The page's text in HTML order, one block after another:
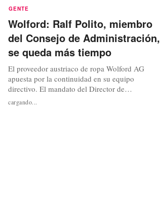
GENTE
Wolford: Ralf Polito, miembro
del Consejo de Administración,
se queda más tiempo
El proveedor austriaco de ropa Wolford AG
apuesta por la continuidad en su equipo
directivo. El mandato del Director de
Operaciones (COO), Ralf Polito, se ha
prorrogado hasta el 31 de diciembre de 2025,
cargando...